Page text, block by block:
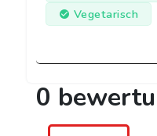
Vegetarisch
0